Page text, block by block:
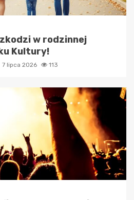
w rodzinnej
Kultury!
7 lipca 2026 113